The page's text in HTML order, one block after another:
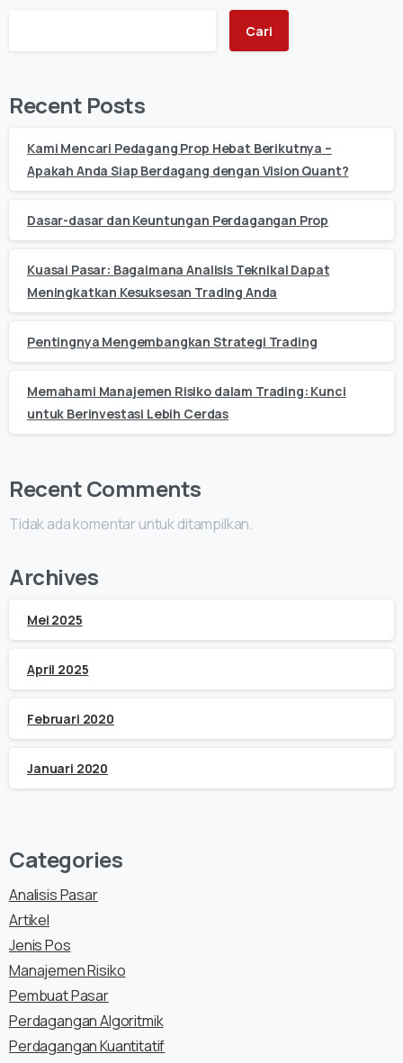
Cari
Recent Posts
Kami Mencari Pedagang Prop Hebat Berikutnya –
Apakah Anda Siap Berdagang dengan Vision Quant?
Dasar-dasar dan Keuntungan Perdagangan Prop
Kuasai Pasar: Bagaimana Analisis Teknikal Dapat
Meningkatkan Kesuksesan Trading Anda
Pentingnya Mengembangkan Strategi Trading
Memahami Manajemen Risiko dalam Trading: Kunci
untuk Berinvestasi Lebih Cerdas
Recent Comments
Tidak ada komentar untuk ditampilkan.
Archives
Mei 2025
April 2025
Februari 2020
Januari 2020
Categories
Analisis Pasar
Artikel
Jenis Pos
Manajemen Risiko
Pembuat Pasar
Perdagangan Algoritmik
Perdagangan Kuantitatif